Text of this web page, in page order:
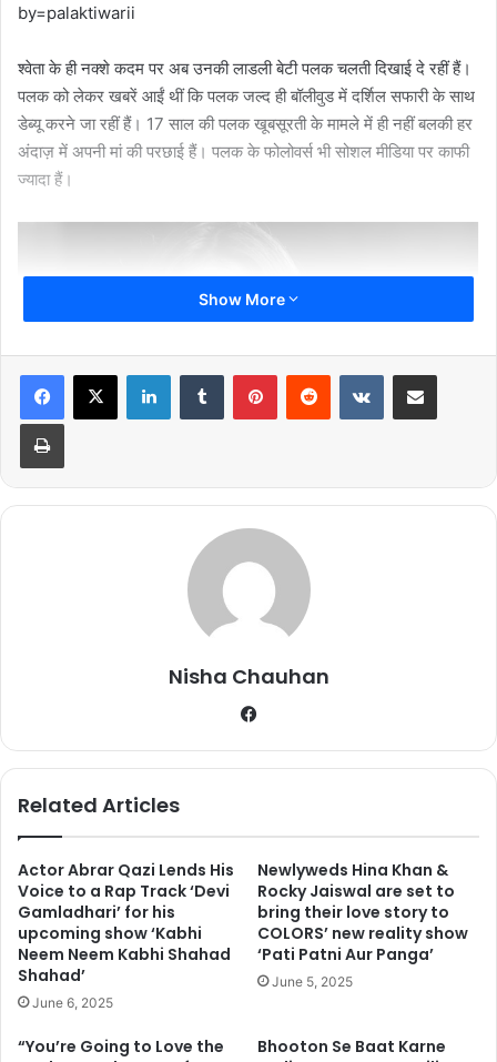
by=palaktiwarii
श्वेता के ही नक्शे कदम पर अब उनकी लाडली बेटी पलक चलती दिखाई दे रहीं हैं।
पलक को लेकर खबरें आईं थीं कि पलक जल्द ही बॉलीवुड में दर्शिल सफारी के साथ
डेब्यू करने जा रहीं हैं। 17 साल की पलक खूबसूरती के मामले में ही नहीं बलकी हर
अंदाज़ में अपनी मां की परछाई हैं। पलक के फोलोवर्स भी सोशल मीडिया पर काफी
ज्यादा हैं।
हालही में पलक अपने बेबाक जवाब की वजह से एक बार फिर से मीडिया की सुर्खियों
में आ गईं हैं। दरअसल हालही में पलक नें अपने सोशल मीडिया अकाउंट इंस्टाग्राम
पर एक तस्वीर पोस्ट की थी जिसमें उनके होंठ हाइलाइट हो रहे थे। बस इतनी सी
बात पर पलक की इस तस्वीर को लेकर लोगों नें सोशल मीडिया पर उन्हें ट्रोल
करना शुरू कर दिया। पलक की इस तस्वीर पर एक यूज़र नें कमेंट किया बोटॉक्स
लिप्स।
https://www.instagram.com/p/BhvtBsrFDQQ/?
utm_source=ig_embed
Show More
Nisha Chauhan
bo
Related Articles
Actor Abrar Qazi Lends His
Voice to a Rap Track ‘Devi
Gamladhari’ for his
upcoming show ‘Kabhi
Neem Neem Kabhi Shahad
Shahad’
June 6, 2025
Newlyweds Hina Khan &
Rocky Jaiswal are set to
bring their love story to
COLORS’ new reality show
‘Pati Patni Aur Panga’
June 5, 2025
“You’re Going to Love the
Bhooton Se Baat Karne